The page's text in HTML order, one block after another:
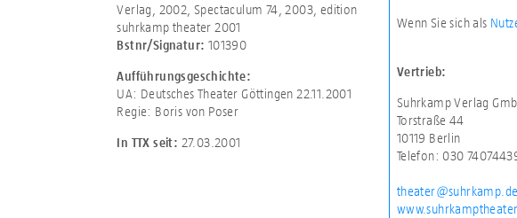
Verlag, 2002, Spectaculum 74, 2003, edition
suhrkamp theater 2001
Bstnr/Signatur: 101390
Aufführungsgeschichte:
UA: Deutsches Theater Göttingen 22.11.2001
Regie: Boris von Poser
In TTX seit: 27.03.2001
Wenn Sie sich als
Vertrieb:
Suhrkamp Verlag
Torstraße 44
10119 Berlin
Telefon: 030
theater@suhrkamp.de